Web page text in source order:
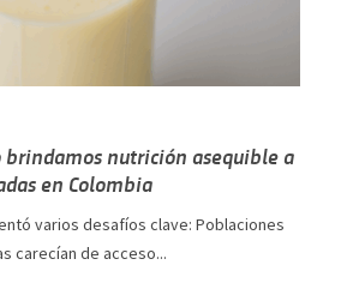
brindamos nutrición asequible a
en Colombia
varios desafíos clave: Poblaciones
carecían de acceso...